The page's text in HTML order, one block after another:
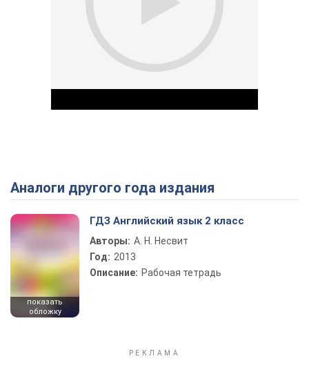
Play Video
Аналоги другого года издания
показать
обложку
ГДЗ Английский язык 2 класс
Авторы: А. Н. Несвит
Год: 2013
Описание: Рабочая тетрадь